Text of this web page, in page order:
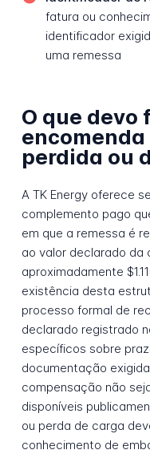
fatura ou
identificador
uma remessa
O que devo
encomenda
perdida ou
A TK Energy oferece
complemento pago
em que a remessa é
ao valor declarado da
aproximadamente
existência desta
processo formal de
declarado registrado
específicos sobre
documentação
compensação não
disponíveis
ou perda de carga
conhecimento de